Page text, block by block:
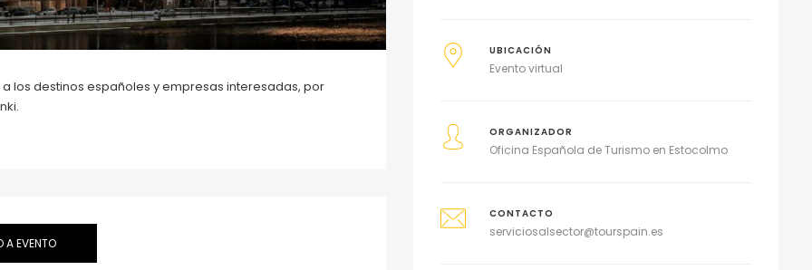
los destinos españoles y empresas interesadas, por
A EVENTO
UBICACIÓN
Evento virtual
ORGANIZADOR
Oficina Española de Turismo en Estocolmo
CONTACTO
serviciosalsector@tourspain.es